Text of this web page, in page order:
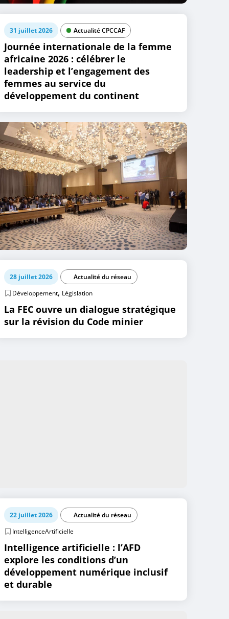
31 juillet 2026 Actualité CPCCAF
Journée internationale de la femme
africaine 2026 : célébrer le
leadership et l’engagement des
femmes au service du
développement du continent
28 juillet 2026
Actualité du réseau
Développement, Législation
La FEC ouvre un dialogue stratégique
sur la révision du Code minier
22 juillet 2026
Actualité du réseau
IntelligenceArtificielle
Intelligence artificielle : l’AFD
explore les conditions d’un
développement numérique inclusif
et durable